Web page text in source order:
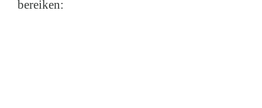
bereiken: